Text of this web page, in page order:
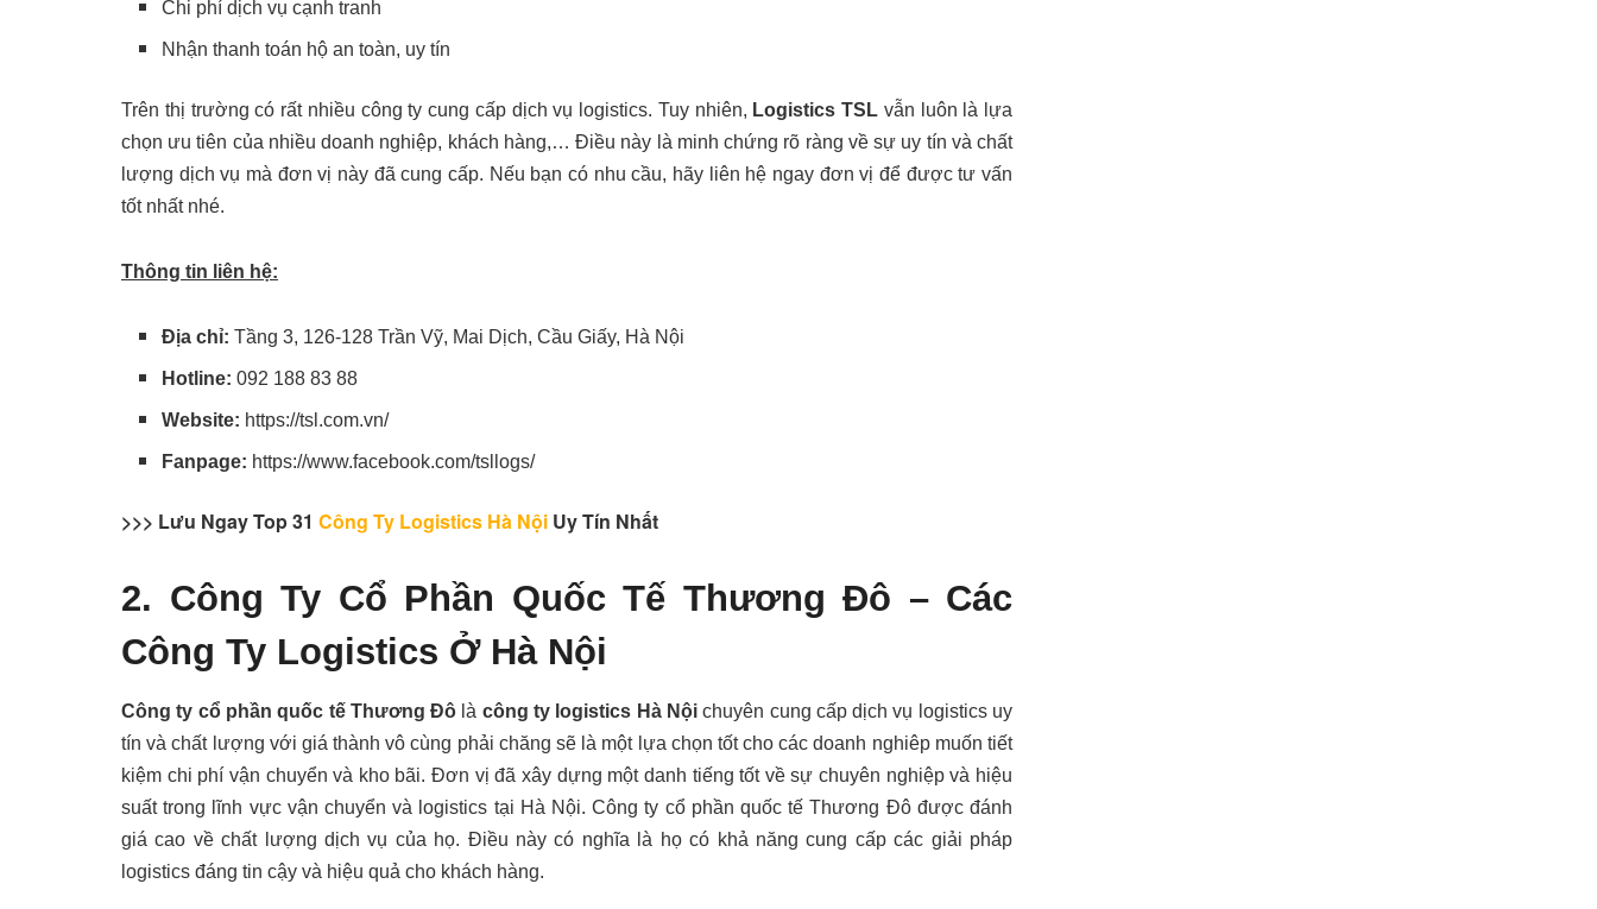
Chi phí dịch vụ cạnh tranh
Nhận thanh toán hộ an toàn, uy tín
Trên thị trường có rất nhiều công ty cung cấp dịch vụ logistics. Tuy nhiên, Logistics TSL vẫn luôn là lựa
chọn ưu tiên của nhiều doanh nghiệp, khách hàng,… Điều này là minh chứng rõ ràng về sự uy tín và chất
lượng dịch vụ mà đơn vị này đã cung cấp. Nếu bạn có nhu cầu, hãy liên hệ ngay đơn vị để được tư vấn
tốt nhất nhé.
Thông tin liên hệ:
Địa chỉ:Tầng 3, 126-128 Trần Vỹ, Mai Dịch, Cầu Giấy, Hà Nội
Hotline:092 188 83 88
Website: https://tsl.com.vn/
Fanpage: https://www.facebook.com/tsllogs/
>>> Lưu Ngay Top 31 Công Ty Logistics Hà Nội Uy Tín Nhất
2. Công Ty Cổ Phần Quốc Tế Thương Đô – Các
Công Ty Logistics Ở Hà Nội
Công ty cổ phần quốc tế Thương Đô là công ty logistics Hà Nộichuyên cung cấp dịch vụ logistics uy
tín và chất lượng với giá thành vô cùng phải chăng sẽ là một lựa chọn tốt cho các doanh nghiêp muốn tiết
kiệm chi phí vận chuyển và kho bãi. Đơn vị đã xây dựng một danh tiếng tốt về sự chuyên nghiệp và hiệu
suất trong lĩnh vực vận chuyển và logistics tại Hà Nội. Công ty cổ phần quốc tế Thương Đô được đánh
giá cao về chất lượng dịch vụ của họ. Điều này có nghĩa là họ có khả năng cung cấp các giải pháp
logistics đáng tin cậy và hiệu quả cho khách hàng.